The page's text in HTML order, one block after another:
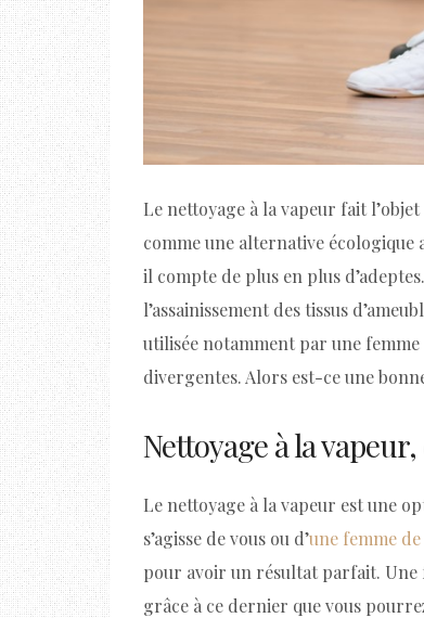
Le nettoyage à la vapeur fait
comme une alternative
il compte de plus en plus
l’assainissement des tissus
utilisée notamment par une
divergentes. Alors est-ce une
Nettoyage à la
Le nettoyage à la vapeur est une
s’agisse de vous ou d’une femme
pour avoir un résultat parfait. Une
grâce à ce dernier que vous